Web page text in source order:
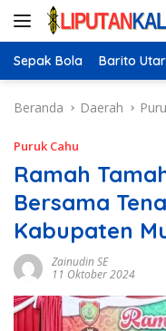
Langsung
Sepak Bola Barito
Beranda Daerah
Puruk Cahu
Ramah
Bersama
Kabupaten
Zainudin SE
11 Oktober 2024